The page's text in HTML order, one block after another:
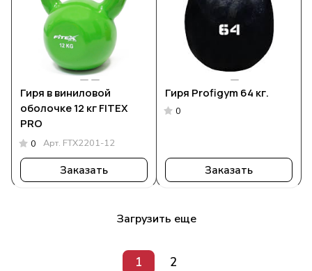
Гиря в виниловой
оболочке 12 кг FITEX
PRO
0 Арт. FTX2201-12
Заказать
Гиря Profigym 64 кг.
0
Заказать
Загрузить еще
1 2